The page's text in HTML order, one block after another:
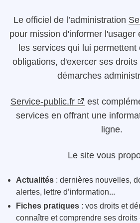
Le officiel de l’administration
pour mission d'informer l'usager
les services qui lui
obligations, d'exercer ses
démarches
Service-public.fr
est
services en offrant une
ligne.
Le site vous
Actualités : dernières nouvelles,
alertes, lettre d’information...
Fiches pratiques : vos droits et
connaître et comprendre ses